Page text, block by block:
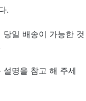
.
일 배송이 가능한 것
명을 참고 해 주세